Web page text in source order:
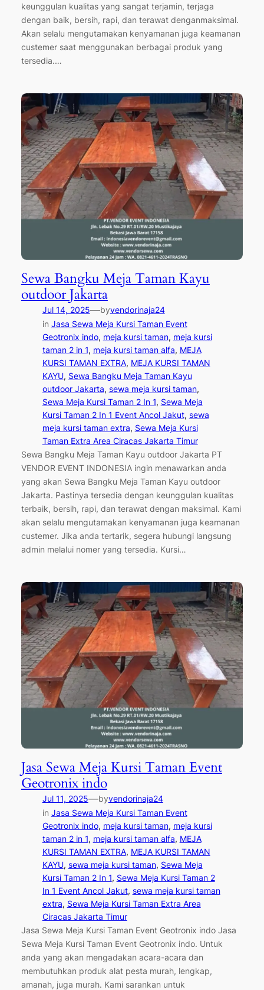
keunggulan kualitas yang sangat terjamin, terjaga
dengan baik, bersih, rapi, dan terawat denganmaksimal.
Akan selalu mengutamakan kenyamanan juga keamanan
custemer saat menggunakan berbagai produk yang
tersedia.…
Sewa Bangku Meja Taman Kayu
outdoor Jakarta
Jul 14, 2025—byvendorinaja24
in Jasa Sewa Meja Kursi Taman Event
Geotronix indo, meja kursi taman, meja kursi
taman 2 in 1, meja kursi taman alfa, MEJA
KURSI TAMAN EXTRA, MEJA KURSI TAMAN
KAYU, Sewa Bangku Meja Taman Kayu
outdoor Jakarta, sewa meja kursi taman
Sewa Meja Kursi Taman 2 In 1, Sewa Meja
Kursi Taman 2 In 1 Event Ancol Jakut, sewa
meja kursi taman extra, Sewa Meja Kursi
Taman Extra Area Ciracas Jakarta Timur
Sewa Bangku Meja Taman Kayu outdoor Jakarta PT
VENDOR EVENT INDONESIA ingin menawarkan anda
yang akan Sewa Bangku Meja Taman Kayu outdoor
Jakarta. Pastinya tersedia dengan keunggulan kualitas
terbaik, bersih, rapi, dan terawat dengan maksimal. Kami
akan selalu mengutamakan kenyamanan juga keamanan
custemer. Jika anda tertarik, segera hubungi langsung
admin melalui nomer yang tersedia. Kursi…
Jasa Sewa Meja Kursi Taman Event
Geotronix indo
Jul 11, 2025—byvendorinaja24
in Jasa Sewa Meja Kursi Taman Event
Geotronix indo, meja kursi taman, meja kursi
taman 2 in 1, meja kursi taman alfa, MEJA
KURSI TAMAN EXTRA, MEJA KURSI TAMAN
KAYU, sewa meja kursi taman, Sewa Meja
Kursi Taman 2 In 1, Sewa Meja Kursi Taman 2
In 1 Event Ancol Jakut, sewa meja kursi taman
extra, Sewa Meja Kursi Taman Extra Area
Ciracas Jakarta Timur
Jasa Sewa Meja Kursi Taman Event Geotronix indo Jasa
Sewa Meja Kursi Taman Event Geotronix indo. Untuk
anda yang akan mengadakan acara-acara dan
membutuhkan produk alat pesta murah, lengkap,
amanah, juga murah. Kami sarankan untuk